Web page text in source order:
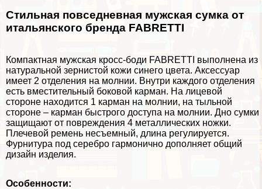
Стильная повседневная мужская сумка от
итальянского бренда FABRETTI
Компактная мужская кросс-боди FABRETTI выполнена из
натуральной зернистой кожи синего цвета. Аксессуар
имеет 2 отделения на молнии. Внутри каждого отделения
есть вместительный боковой карман. На лицевой
стороне находится 1 карман на молнии, на тыльной
стороне – карман быстрого доступа на молнии. Дно сумки
защищают от повреждения 4 металлических ножки.
Плечевой ремень несъемный, длина регулируется.
Фурнитура под серебро гармонично дополняет общий
дизайн изделия.
Особенности: